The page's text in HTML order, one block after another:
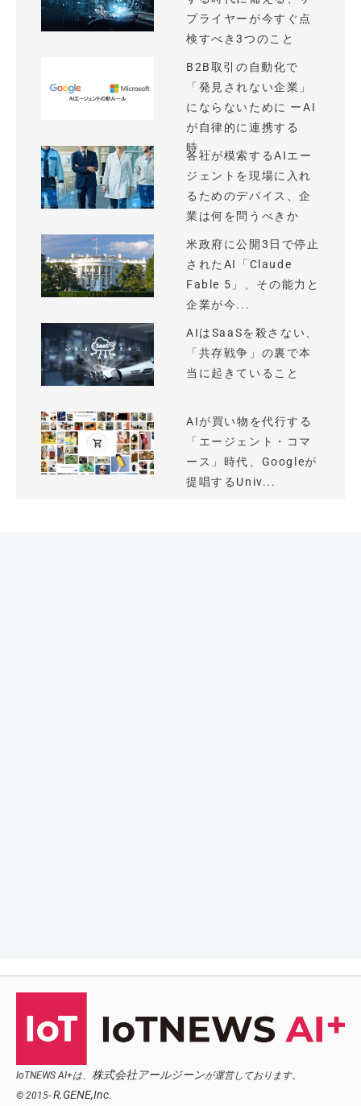
プライヤーが今すぐ点
検すべき3つのこと
B2B取引の自動化で
「発見されない企業」
にならないために ーAI
が自律的に連携する
時...
各社が模索するAIエー
ジェントを現場に入れ
るためのデバイス、企
業は何を問うべきか
米政府に公開3日で停止
されたAI「Claude
Fable 5」、その能力と
企業が今...
AIはSaaSを殺さない、
「共存戦争」の裏で本
当に起きていること
AIが買い物を代行する
「エージェント・コマ
ース」時代、Googleが
提唱するUniv...
IoTNEWS AI+は、 株式会社アールジーンが運営しております。
© 2015- R.GENE,Inc.